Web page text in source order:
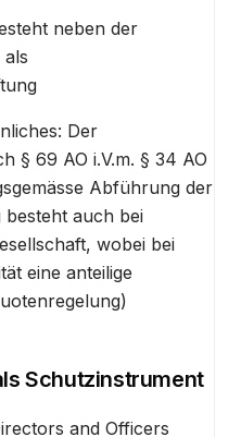
neben der
Der
§ 69 AO i.V.m. § 34 AO
Abführung der
besteht auch bei
wobei bei
eine anteilige
Schutzinstrument
and Officers